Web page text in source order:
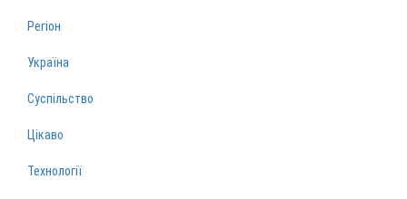
Регіон
Україна
Суспільство
Цікаво
Технології